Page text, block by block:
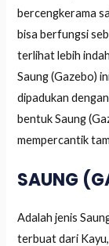
bercengkerama
bisa berfungsi
terlihat lebih
Saung (Gazebo)
dipadukan
bentuk Saung
mempercantik
SAUNG
Adalah jenis
terbuat dari